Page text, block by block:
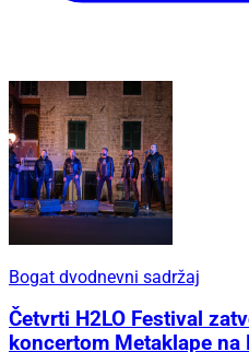
Bogat dvodnevni sadržaj
Četvrti H2LO Festival
koncertom Metaklape na